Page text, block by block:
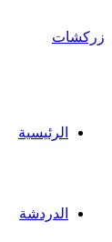
زركشات
الرئيسية
الدردشة